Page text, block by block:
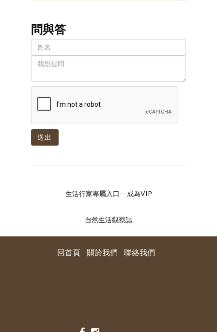
問與答
送出
生活行家專屬入口---成為VIP
自然生活觀察誌
回首頁 關於我們 聯絡我們